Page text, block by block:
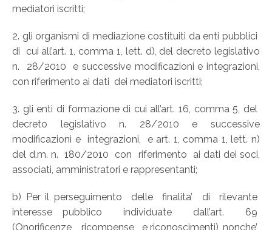
mediatori iscritti;
2. gli organismi di mediazione costituiti da enti pubblici
di cui all’art. 1, comma 1, lett. d), del decreto legislativo
n. 28/2010 e successive modificazioni e integrazioni,
con riferimento ai dati dei mediatori iscritti;
3. gli enti di formazione di cui all’art. 16, comma 5, del
decreto legislativo n. 28/2010 e successive
modificazioni e integrazioni, e art. 1, comma 1, lett. n)
del d.m. n. 180/2010 con riferimento ai dati dei soci,
associati, amministratori e rappresentanti;
b) Per il perseguimento delle finalita’ di rilevante
interesse pubblico individuate dall’art. 69
(Onorificenze, ricompense e riconoscimenti), nonche’